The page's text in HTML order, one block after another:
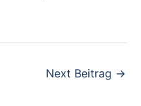
Next Beitrag →